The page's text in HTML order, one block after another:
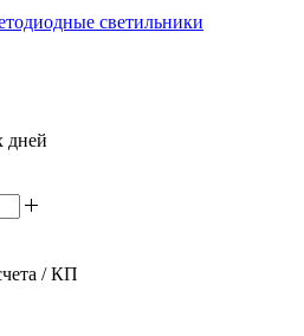
светильники
дней
/ КП